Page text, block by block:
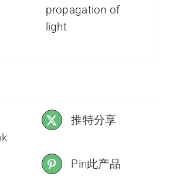
propagation of
light
推特分享
Pin此产品